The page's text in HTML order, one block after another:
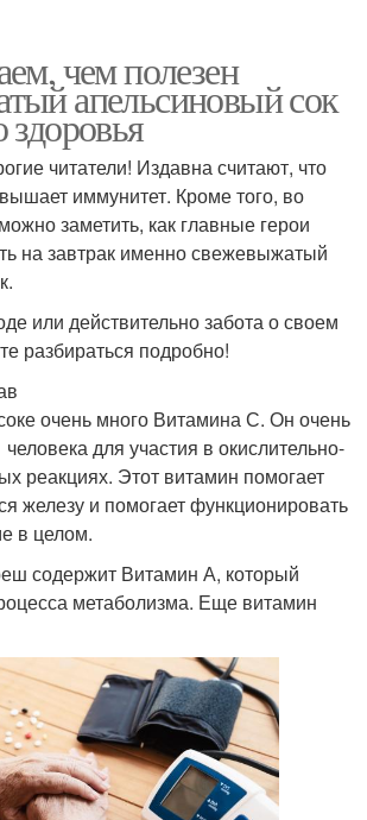
чем полезен
апельсиновый сок
читатели! Издавна считают, что
иммунитет. Кроме того, во
заметить, как главные герои
на завтрак именно свежевыжатый
или действительно забота о своем
разбираться подробно!
очень много Витамина С. Он очень
для участия в окислительно-
реакциях. Этот витамин помогает
железу и помогает функционировать
в целом.
содержит Витамин А, который
метаболизма. Еще витамин